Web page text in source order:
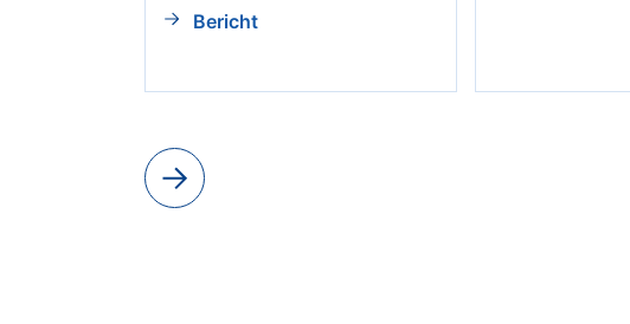
Bericht
next